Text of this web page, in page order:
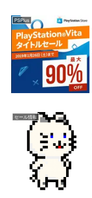
PSPlus
セール情報